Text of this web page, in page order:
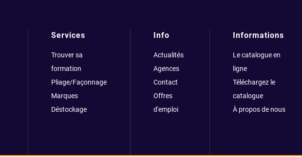
Services
Trouver sa
formation
Pliage/Façonnage
Marques
Déstockage
Info
Actualités
Agences
Contact
Offres
d'emploi
Informations
Le catalogue en
ligne
Téléchargez le
catalogue
À propos de nous